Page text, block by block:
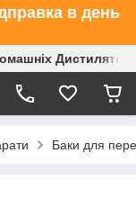
в день
Баки для